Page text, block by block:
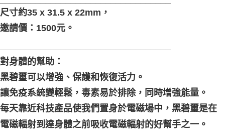
尺寸約35 x 31.5 x 22mm，
邀請價：1500元。
對身體的幫助：
黑碧璽可以增強、保護和恢復活力。
讓免疫系統變輕鬆，毒素易於排除，同時增強能量。
每天靠近科技產品使我們置身於電磁場中，黑碧璽是在
電磁輻射到達身體之前吸收電磁輻射的好幫手之一。